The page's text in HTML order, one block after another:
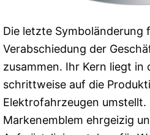
Die letzte Symboländerung
Verabschiedung der
zusammen. Ihr Kern liegt in
schrittweise auf die
Elektrofahrzeugen
Markenemblem ehrgeizig